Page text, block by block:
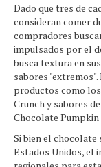
Dado que tres de
consideran comer
compradores
impulsados ​​por el
busca textura en
sabores
productos como
Crunch y sabores
Chocolate Pumpkin
Si bien el chocolate
Estados Unidos, el